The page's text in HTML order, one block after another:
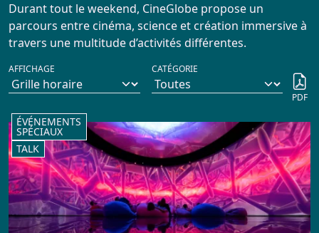
Durant tout le weekend, CineGlobe propose un
parcours entre cinéma, science et création immersive à
travers une multitude d’activités différentes.
AFFICHAGE CATÉGORIE
PDF
ÉVÉNEMENTS
SPÉCIAUX
TALK
Actualités
Répertoire